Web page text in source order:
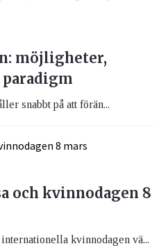
möjligheter,
snabbt på att förän...
och kvinnodagen 8
kvinnodagen vä...